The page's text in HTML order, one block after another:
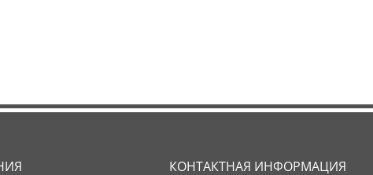
КОНТАКТНАЯ ИНФОРМАЦИЯ